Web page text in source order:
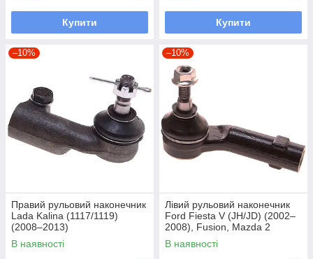
Купити Купити
–10%
Правий рульовий наконечник
Lada Kalina (1117/1119)
(2008–2013)
В наявності
–10%
Лівий рульовий наконечник
Ford Fiesta V (JH/JD) (2002–
2008), Fusion, Mazda 2
В наявності